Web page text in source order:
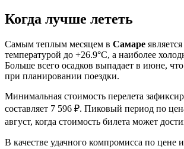
Когда лучше лететь
Самым теплым месяцем в Самаре
температурой до +26.9°C, а наиболее
Больше всего осадков выпадает в июне,
при планировании поездки.
Минимальная стоимость перелета
составляет 7 596 ₽. Пиковый период по
август, когда стоимость билета может
В качестве удачного компромисса по цене